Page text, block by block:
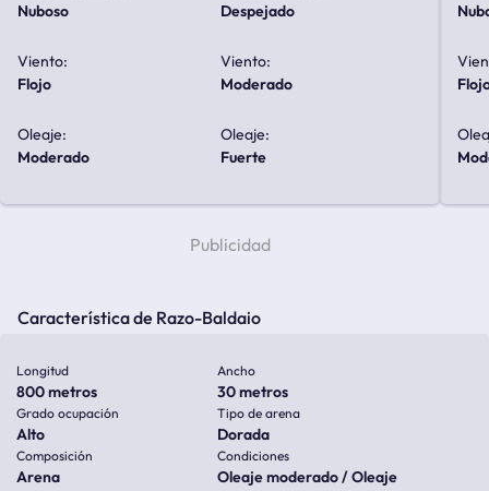
nuboso
Viento:
flojo
Oleaje:
moderado
despejado
Viento:
moderado
Oleaje:
fuerte
Característica de Razo-Baldaio
Longitud
800 metros
Ancho
30 metros
Grado ocupación
Alto
Tipo de arena
Dorada
Composición
Arena
Condiciones
Oleaje moderado / Oleaje